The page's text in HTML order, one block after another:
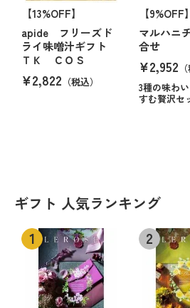
【13%OFF】
apide フリーズド
ライ味噌汁ギフト
ＴＫ ＣＯＳ
¥2,822 （税込）
【9%OFF】
マルハニ
合せ
¥2,952
3種の味わ
すむ贅沢セ
ギフト 人気ランキング